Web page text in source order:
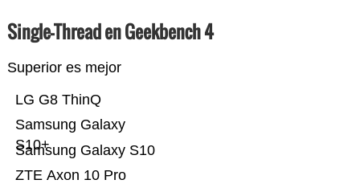
Single-Thread en Geekbench 4
Superior es mejor
ZTE Axon 10 Pro
Samsung Galaxy S10
Samsung Galaxy
S10+
LG G8 ThinQ